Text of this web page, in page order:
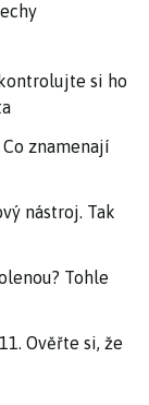
si ho
znamenají
nástroj. Tak
Tohle
Ověřte si, že